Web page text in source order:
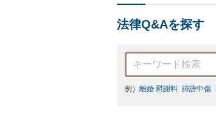
法律Q&Aを探す
例） 離婚 慰謝料 誹謗中傷